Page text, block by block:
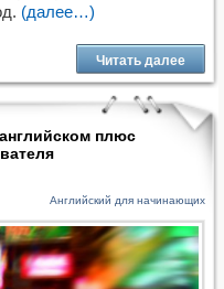
(далее…)
Читать далее
плюс
Английский для начинающих